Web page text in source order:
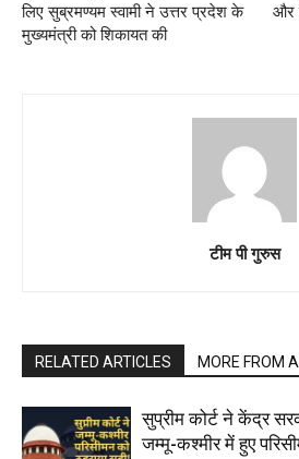
लिए सुब्रमण्यम स्वामी ने उत्तर प्रदेश के
मुख्यमंत्री को शिकायत की
और
टीम पी गुरुस
RELATED ARTICLES MORE FROM
सुप्रीम कोर्ट ने केंद्र
जम्मू-कश्मीर में हुए